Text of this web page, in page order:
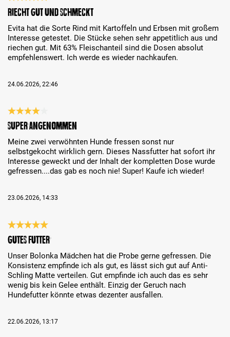
Review with rating of 5 out of 5 stars
Riecht gut und schmeckt
Evita hat die Sorte Rind mit Kartoffeln und Erbsen mit großem
Interesse getestet. Die Stücke sehen sehr appetitlich aus und
riechen gut. Mit 63% Fleischanteil sind die Dosen absolut
empfehlenswert. Ich werde es wieder nachkaufen.
24.06.2026, 22:46
Review with rating of 4 out of 5 stars
Super angenommen
Meine zwei verwöhnten Hunde fressen sonst nur
selbstgekocht wirklich gern. Dieses Nassfutter hat sofort ihr
Interesse geweckt und der Inhalt der kompletten Dose wurde
gefressen....das gab es noch nie! Super! Kaufe ich wieder!
23.06.2026, 14:33
Review with rating of 5 out of 5 stars
Gutes Futter
Unser Bolonka Mädchen hat die Probe gerne gefressen. Die
Konsistenz empfinde ich als gut, es lässt sich gut auf Anti-
Schling Matte verteilen. Gut empfinde ich auch das es sehr
wenig bis kein Gelee enthält. Einzig der Geruch nach
Hundefutter könnte etwas dezenter ausfallen.
22.06.2026, 13:17